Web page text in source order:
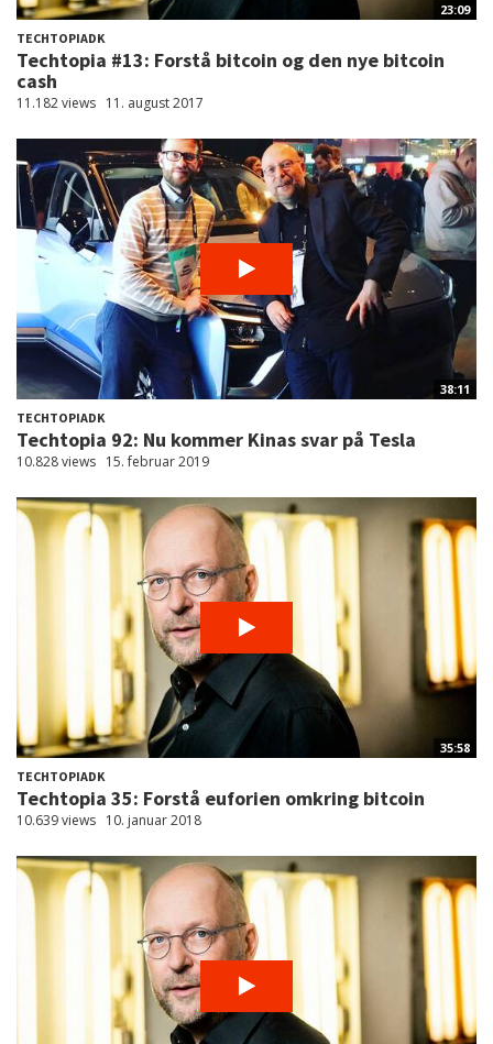
23:09
TECHTOPIADK
Techtopia #13: Forstå bitcoin og den nye bitcoin
cash
11.182 views 11. august 2017
38:11
TECHTOPIADK
Techtopia 92: Nu kommer Kinas svar på Tesla
10.828 views 15. februar 2019
35:58
TECHTOPIADK
Techtopia 35: Forstå euforien omkring bitcoin
10.639 views 10. januar 2018